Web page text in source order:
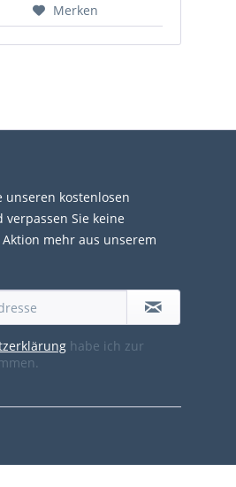
Merken
unseren kostenlosen
Sie keine
mehr aus unserem
habe ich zur